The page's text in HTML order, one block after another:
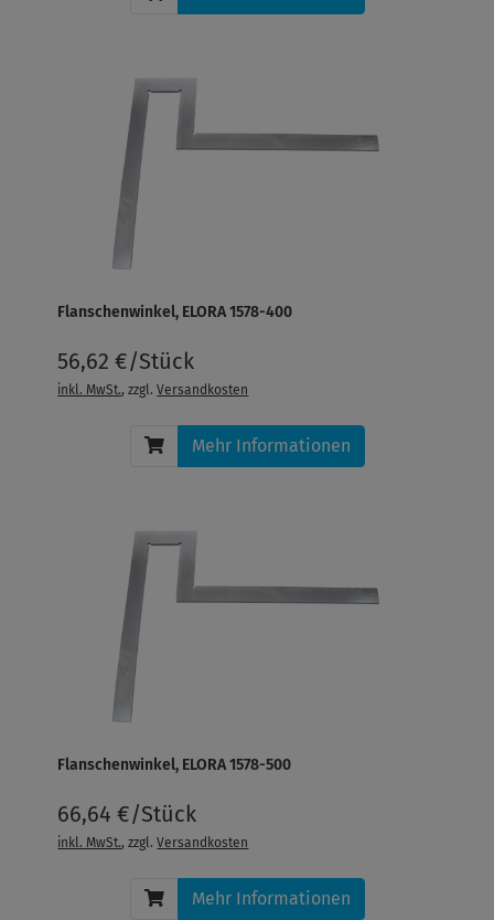
Flanschenwinkel, ELORA 1578-400
56,62 €/Stück
inkl. MwSt., zzgl.Versandkosten
Mehr Informationen
Flanschenwinkel, ELORA 1578-500
66,64 €/Stück
inkl. MwSt., zzgl.Versandkosten
Mehr Informationen